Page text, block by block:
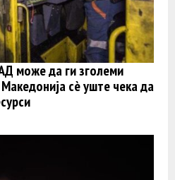
може да ги зголеми
сè уште чека да